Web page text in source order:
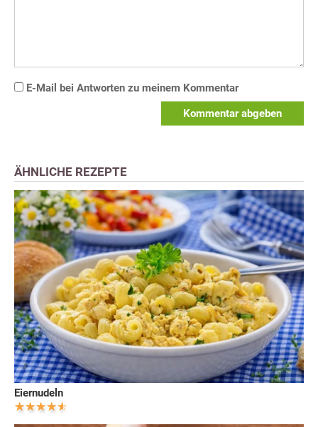
E-Mail bei Antworten zu meinem Kommentar
Kommentar abgeben
ÄHNLICHE REZEPTE
Eiernudeln